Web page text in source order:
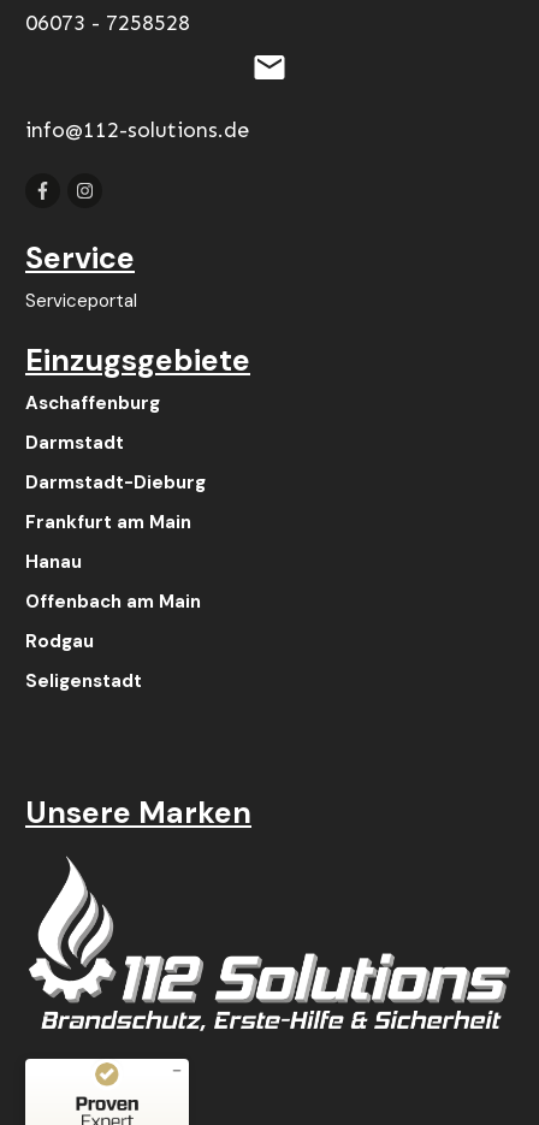
06073 - 7258528
info@112-solutions.de
Service
Serviceportal
Einzugsgebiete
Aschaffenburg
Darmstadt
Darmstadt-Dieburg
Frankfurt am Main
Hanau
Offenbach am Main
Rodgau
Seligenstadt
Unsere Marken
Kundenbewertungen und Erfahrungen zu